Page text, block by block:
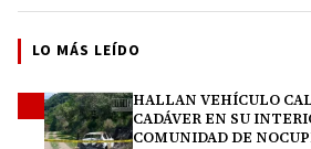
LO MÁS LEÍDO
HALLAN VEHÍCULO
CADÁVER EN SU
COMUNIDAD DE